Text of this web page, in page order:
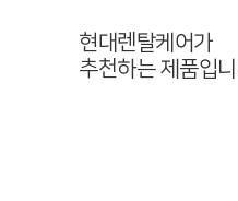
현대렌탈케어가
추천하는 제품입
월 14,900 원 19,900원
월 0 원신용카드 할인가